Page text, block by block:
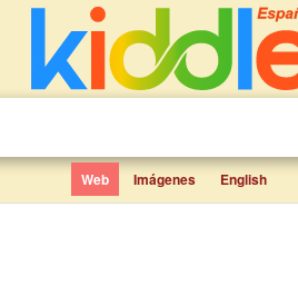
Web Imágenes English